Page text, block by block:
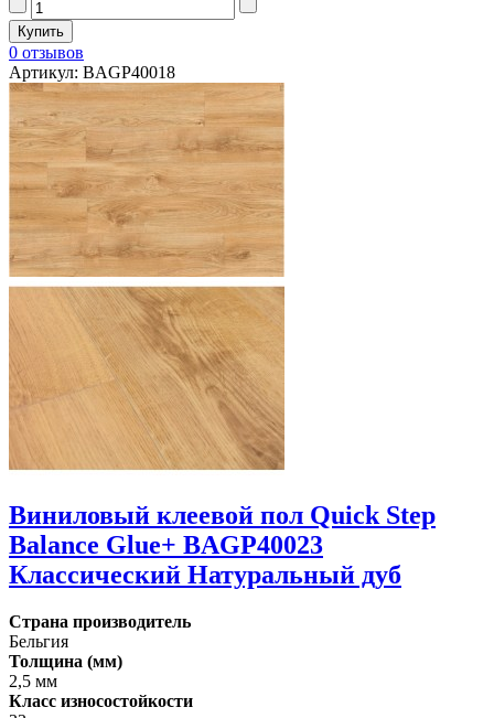
0 отзывов
Артикул: BAGP40018
Виниловый клеевой пол Quick Step
Balance Glue+ BAGP40023
Классический Натуральный дуб
Страна производитель
Бельгия
Толщина (мм)
2,5 мм
Класс износостойкости